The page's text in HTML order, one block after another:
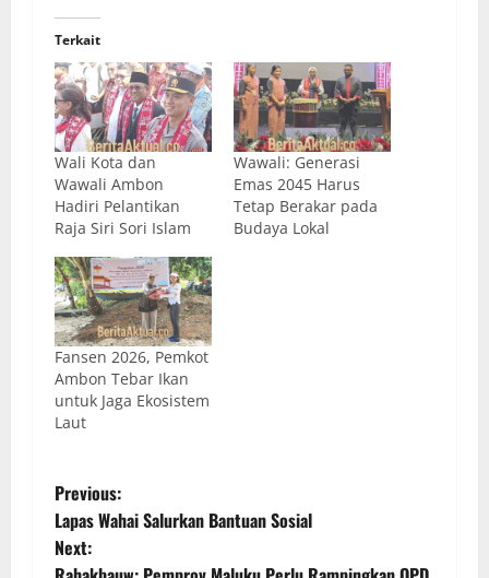
Terkait
Wali Kota dan
Wawali Ambon
Hadiri Pelantikan
Raja Siri Sori Islam
Wawali: Generasi
Emas 2045 Harus
Tetap Berakar pada
Budaya Lokal
Fansen 2026, Pemkot
Ambon Tebar Ikan
untuk Jaga Ekosistem
Laut
Previous:
Lapas Wahai Salurkan Bantuan Sosial
Next: